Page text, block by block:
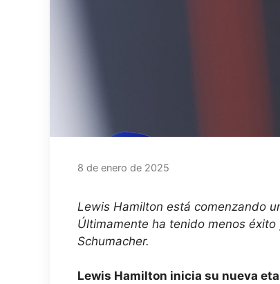
8 de enero de 2025
Lewis Hamilton está comenzando
Últimamente ha tenido menos
Schumacher.
Lewis Hamilton inicia su nueva